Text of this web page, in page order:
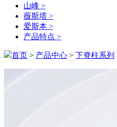
山峰 >
薇斯塔 >
爱斯本 >
产品特点 >
首页 > 产品中心 > 下脊柱系列